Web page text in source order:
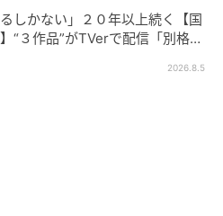
るしかない」２０年以上続く【国
“３作品”がTVerで配信「別格」
2026.8.5